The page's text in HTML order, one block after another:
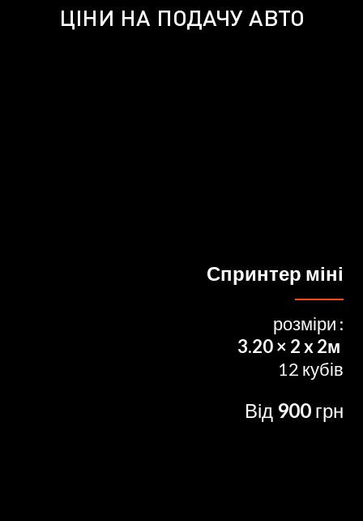
ЦІНИ НА ПОДАЧУ АВТО
Спринтер міні
розміри :
3.20 × 2 x 2м
12 кубів
Від 900 грн